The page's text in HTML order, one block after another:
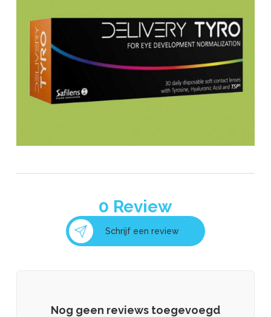
0 Review
Schrijf een review
Nog geen reviews toegevoegd